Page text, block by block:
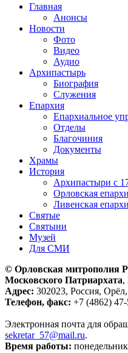
Главная
Анонсы
Новости
Фото
Видео
Аудио
Архипастырь
Биография
Служения
Епархия
Епархиальное
Отделы
Благочиния
Документы
Храмы
История
Архипастыри с
Орловская
Ливенская
Святые
Святыни
Музей
Для СМИ
© Орловская митрополия
Московского Патриархата,
Адрес: 302023, Россия,
Телефон, факс: +7 (4862)
Электронная почта для
sekretar_57@mail.ru.
Время работы: